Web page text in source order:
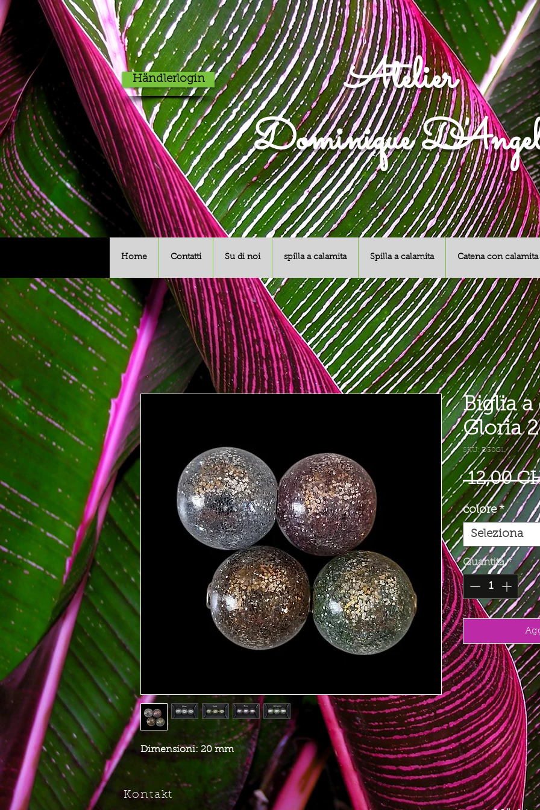
Atelier
Dominique
Händlerlogin
Home Contatti Su di noi spilla a calamita Spilla a calamita Catena con calamita
Dimensioni: 20 mm
Biglia a
Gloria
SKU: D30GL
12,00
colore *
Seleziona
Quantità *
Kontakt